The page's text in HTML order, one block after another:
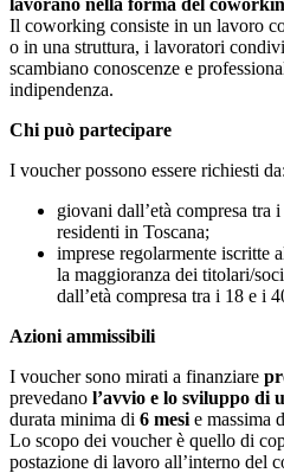
Il coworking consiste in un lavoro
o in una struttura, i lavoratori
scambiano conoscenze e
indipendenza.
Chi può partecipare
I voucher possono essere richiesti da:
giovani dall’età compresa
residenti in Toscana;
imprese regolarmente iscritte
la maggioranza dei titolari/
dall’età compresa tra i 18 e i
Azioni ammissibili
I voucher sono mirati a finanziare
prevedano l’avvio e lo sviluppo di
durata minima di 6 mesi e massima
Lo scopo dei voucher è quello di
postazione di lavoro all’interno del